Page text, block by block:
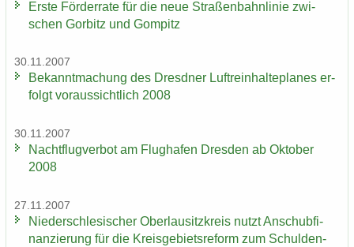
Erste För­der­ra­te für die neue Stra­ßen­bahn­li­nie zwi­
schen Gor­bitz und Gom­pitz
30.11.2007
Be­kannt­ma­chung des Dresd­ner Luft­rein­hal­te­pla­nes er­
folgt vor­aus­sicht­lich 2008
30.11.2007
Nacht­flug­ver­bot am Flug­ha­fen Dres­den ab Ok­to­ber
2008
27.11.2007
Nie­der­schle­si­scher Ober­lau­sitz­kreis nutzt An­schub­fi­
nan­zie­rung für die Kreis­ge­biets­re­form zum Schul­den­